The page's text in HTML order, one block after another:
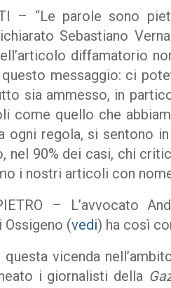
– “Le parole sono
Sebastiano
diffamatorio
messaggio: ci
sia ammesso, in
come quello che
ogni regola, si sentono
nel 90% dei casi, chi
i nostri articoli con
– L’avvocato
Ossigeno (vedi) ha così
vicenda
i giornalisti della